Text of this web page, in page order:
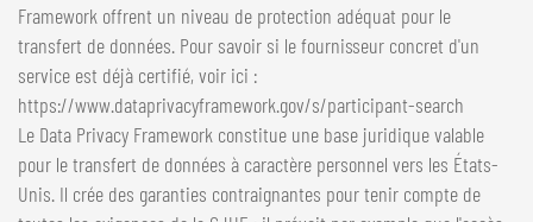
Framework offrent un niveau de protection adéquat pour le
transfert de données. Pour savoir si le fournisseur concret d'un
service est déjà certifié, voir ici :
https://www.dataprivacyframework.gov/s/participant-search
Le Data Privacy Framework constitue une base juridique valable
pour le transfert de données à caractère personnel vers les États-
Unis. Il crée des garanties contraignantes pour tenir compte de